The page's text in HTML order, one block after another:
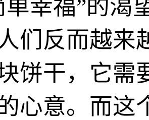
单幸福”的渴
们反而越来
饼干，它需
心意。而这